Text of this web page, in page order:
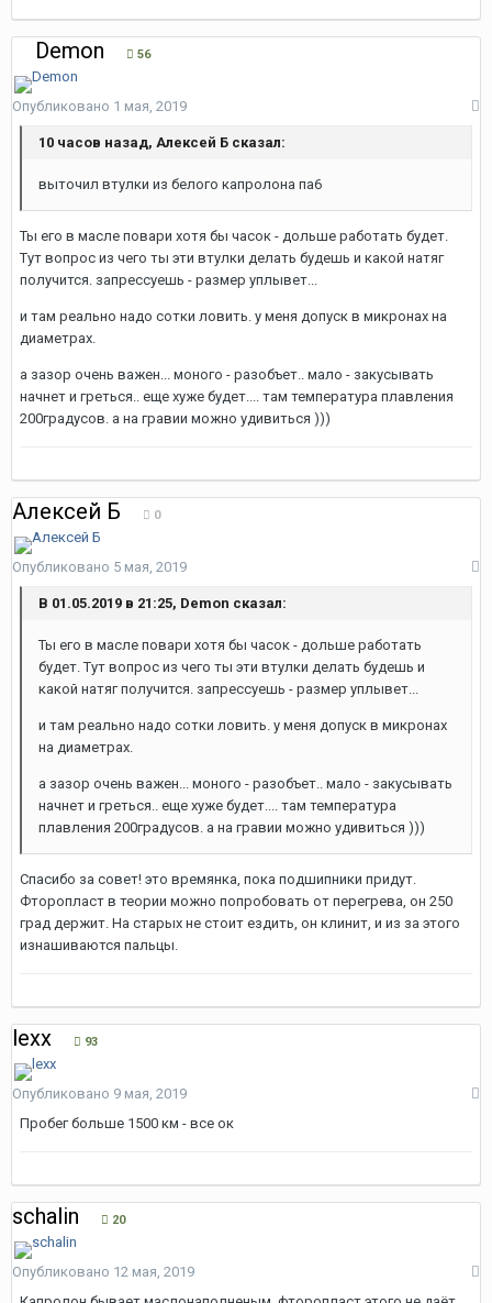
Demon 56
Опубликовано 1 мая, 2019
10 часов назад, Алексей Б сказал:
выточил втулки из белого капролона па6
Ты его в масле повари хотя бы часок - дольше работать будет.
Тут вопрос из чего ты эти втулки делать будешь и какой натяг
получится. запрессуешь - размер уплывет...
и там реально надо сотки ловить. у меня допуск в микронах на
диаметрах.
а зазор очень важен... моного - разобъет.. мало - закусывать
начнет и греться.. еще хуже будет.... там температура плавления
200градусов. а на гравии можно удивиться )))
Алексей Б 0
Опубликовано 5 мая, 2019
В 01.05.2019 в 21:25, Demon сказал:
Ты его в масле повари хотя бы часок - дольше работать
будет. Тут вопрос из чего ты эти втулки делать будешь и
какой натяг получится. запрессуешь - размер уплывет...
и там реально надо сотки ловить. у меня допуск в микронах
на диаметрах.
а зазор очень важен... моного - разобъет.. мало - закусывать
начнет и греться.. еще хуже будет.... там температура
плавления 200градусов. а на гравии можно удивиться )))
Спасибо за совет! это времянка, пока подшипники придут.
Фторопласт в теории можно попробовать от перегрева, он 250
град держит. На старых не стоит ездить, он клинит, и из за этого
изнашиваются пальцы.
lexx 93
Опубликовано 9 мая, 2019
Пробег больше 1500 км - все ок
schalin 20
Опубликовано 12 мая, 2019